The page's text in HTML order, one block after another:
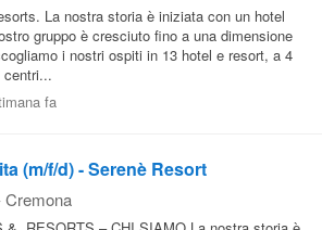
La nostra storia è iniziata con un hotel
gruppo è cresciuto fino a una dimensione
i nostri ospiti in 13 hotel e resort, a 4
centri...
fa
(m/f/d) - Serenè Resort
Cremona